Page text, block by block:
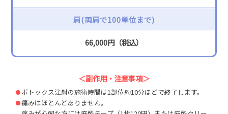
肩(両肩で100単位まで)
66,000円（税込）
＜副作用・注意事項＞
ボトックス注射の施術時間は1部位約10分ほどで終了します。
痛みはほとんどありません。